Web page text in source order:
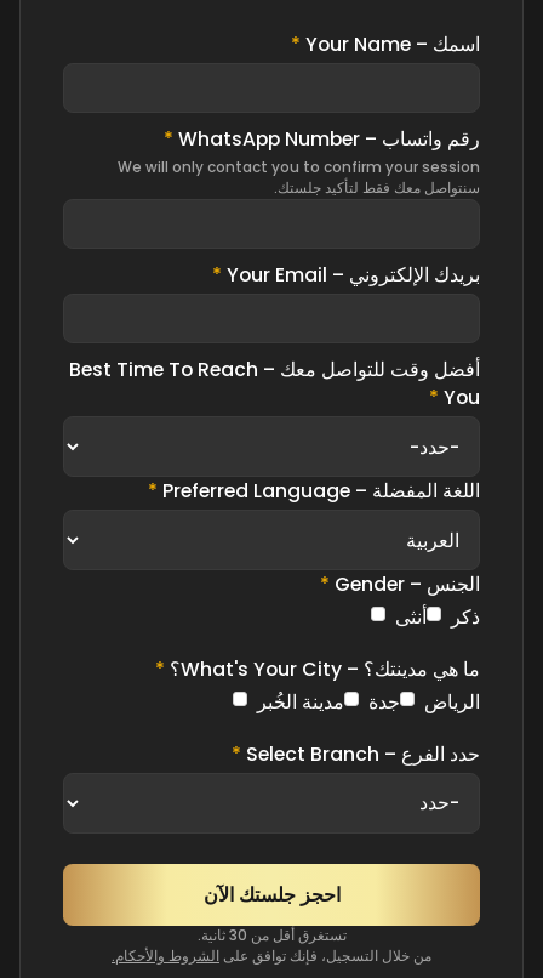
اسمك – Your Name *
رقم واتساب – WhatsApp Number *
We will only contact you to confirm your session
سنتواصل معك فقط لتأكيد جلستك.
بريدك الإلكتروني – Your Email *
أفضل وقت للتواصل معك – Best Time To Reach
You
*
اللغة المفضلة – Preferred Language *
الجنس – Gender
*
ذكر
أنثى
ما هي مدينتك؟ – What's Your City؟
*
الرياض
جدة
مدينة الخُبر
حدد الفرع – Select Branch
*
تستغرق أقل من 30 ثانية.
من خلال التسجيل، فإنك توافق على الشروط والأحكام.